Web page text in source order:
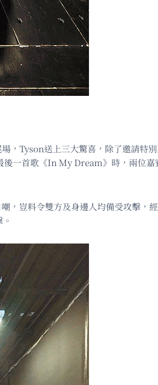
Tyson送上三大驚喜，除了邀請特
一首歌《In My Dream》時，兩位
豈料令雙方及身邊人均備受攻擊，